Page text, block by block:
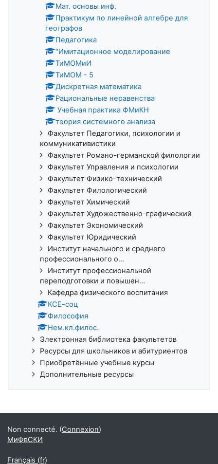
Мат. основы инф.
Практикум по линейной алгебре для
географов
Педагогика
"Имитационное моделирование
ТиМОМиИ
ТиМОМ - 5
Дискретная математика
Рациональные неравенства
Учебная практика ФМиКН
теория системного анализа
Факультет Педагогики, психологии и
коммуникативистики
Факультет Романо-германской филологии
Факультет Управления и психологии
Факультет Физико-технический
Факультет Филологический
Факультет Химический
Факультет Художественно-графический
Факультет Экономический
Факультет Юридический
Институт начального и среднего
профессионального о...
Институт профессиональной
переподготовки и повышен...
Кафедра физического воспитания
КСЕ-соц
Философия
Нем.кл.филос.
Электронная библиотека факультетов
Ресурсы для школьников и абитуриентов
Приобретённые учебные курсы
Дополнительные ресурсы
Non connecté. (Connexion)
МиФвСКИ
Français ‎(fr)‎